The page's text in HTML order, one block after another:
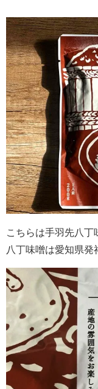
こちらは手羽先八丁
八丁味噌は愛知県発